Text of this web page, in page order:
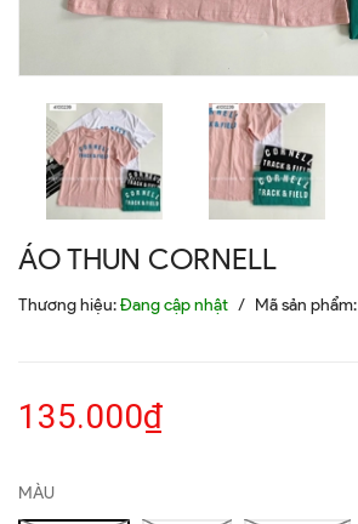
ÁO THUN CORNELL
Thương hiệu:Đang cập nhật / Mã sản phẩm:
135.000₫
MÀU